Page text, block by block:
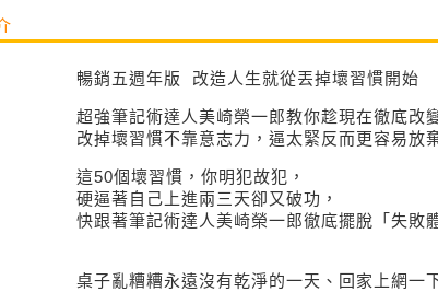
暢銷五週年版 改造人生就從丟掉壞習慣開始
超強筆記術達人美崎榮一郎教你趁現在徹底改
改掉壞習慣不靠意志力，逼太緊反而更容易放
這50個壞習慣，你明犯故犯，
硬逼著自己上進兩三天卻又破功，
快跟著筆記術達人美崎榮一郎徹底擺脫「失敗
桌子亂糟糟永遠沒有乾淨的一天、回家上網一